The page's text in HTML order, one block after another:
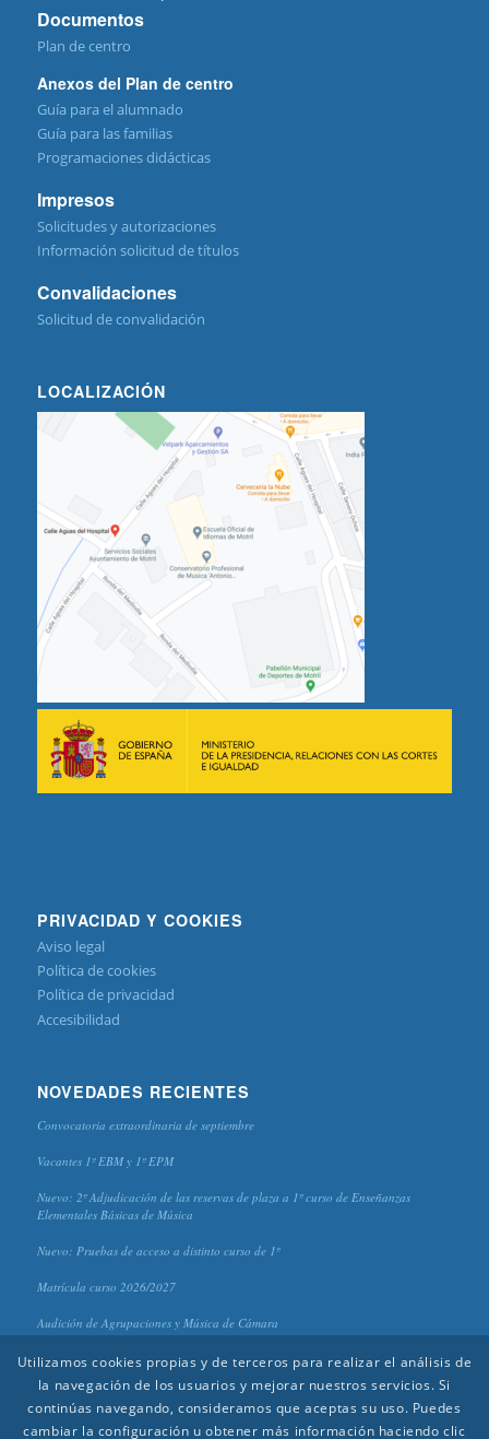
Documentos
Plan de centro
Anexos del Plan de centro
Guía para el alumnado
Guía para las familias
Programaciones didácticas
Impresos
Solicitudes y autorizaciones
Información solicitud de títulos
Convalidaciones
Solicitud de convalidación
LOCALIZACIÓN
PRIVACIDAD Y COOKIES
Aviso legal
Política de cookies
Política de privacidad
Accesibilidad
NOVEDADES RECIENTES
Convocatoria extraordinaria de septiembre
Vacantes 1º EBM y 1º EPM
Nuevo: 2º Adjudicación de las reservas de plaza a 1º curso de Enseñanzas
Elementales Básicas de Música
Nuevo: Pruebas de acceso a distinto curso de 1º
Matrícula curso 2026/2027
Audición de Agrupaciones y Música de Cámara
Utilizamos cookies propias y de terceros para realizar el análisis de
la navegación de los usuarios y mejorar nuestros servicios. Si
continúas navegando, consideramos que aceptas su uso. Puedes
cambiar la configuración u obtener más información haciendo clic